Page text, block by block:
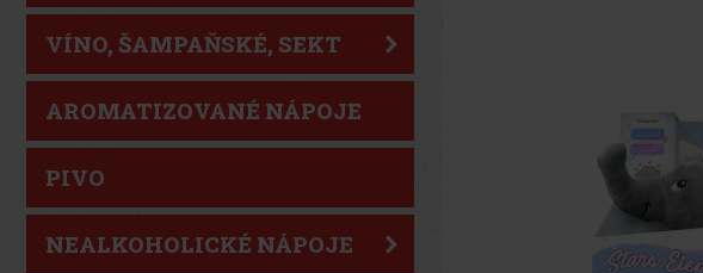
VÍNO, ŠAMPAŇSKÉ, SEKT
AROMATIZOVANÉ NÁPOJE
PIVO
NEALKOHOLICKÉ NÁPOJE